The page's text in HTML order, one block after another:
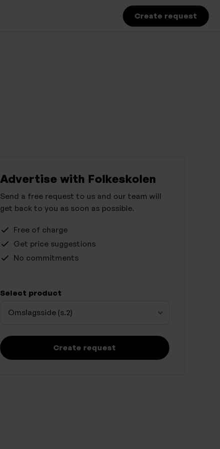
Create request
Advertise with Folkeskolen
Send a free request to us and our team will
get back to you as soon as possible.
Free of charge
Get price suggestions
No commitments
Select product
Omslagsside (s.2)
Create request